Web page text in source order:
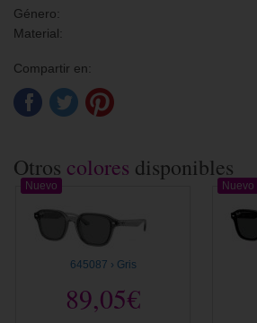
Género:
Material:
Compartir en:
Otros colores disponibles
645087 › Gris
89,05€
Nuevo Nuevo